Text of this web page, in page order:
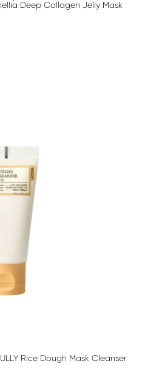
Deep Collagen Jelly Mask
Rice Dough Mask Cleanser